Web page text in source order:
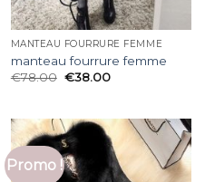
MANTEAU FOURRURE FEMME
manteau fourrure femme
€78.00 €38.00
Promo !